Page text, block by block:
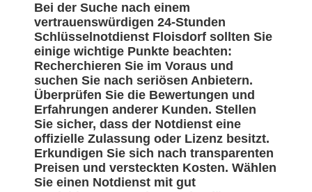
Bei der Suche nach einem
vertrauenswürdigen 24-Stunden
Schlüsselnotdienst Floisdorf sollten Sie
einige wichtige Punkte beachten:
Recherchieren Sie im Voraus und
suchen Sie nach seriösen Anbietern.
Überprüfen Sie die Bewertungen und
Erfahrungen anderer Kunden. Stellen
Sie sicher, dass der Notdienst eine
offizielle Zulassung oder Lizenz besitzt.
Erkundigen Sie sich nach transparenten
Preisen und versteckten Kosten. Wählen
Sie einen Notdienst mit gut